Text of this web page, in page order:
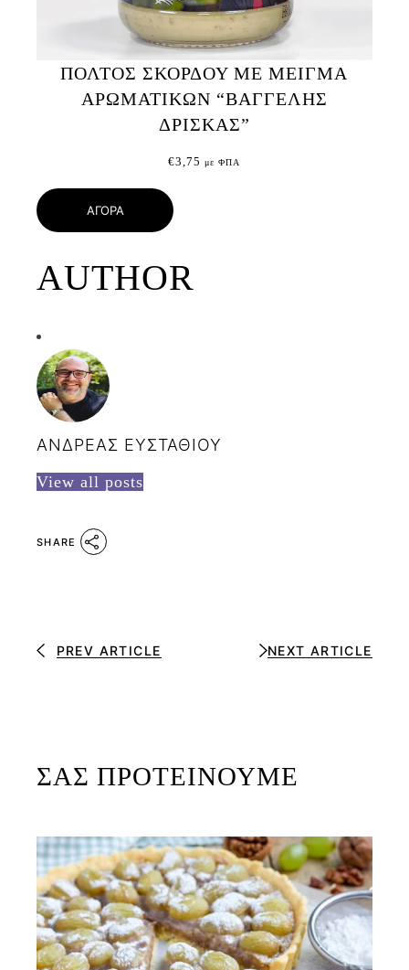
ΠΟΛΤΟΣ ΣΚΟΡΔΟΥ ΜΕ ΜΕΙΓΜΑ
ΑΡΩΜΑΤΙΚΩΝ “ΒΑΓΓΕΛΗΣ
ΔΡΙΣΚΑΣ”
€3,75 με ΦΠΑ
ΑΓΟΡΑ
AUTHOR
ΑΝΔΡΕΑΣ ΕΥΣΤΑΘΙΟΥ
View all posts
SHARE
PREV ARTICLE NEXT ARTICLE
ΣΑΣ ΠΡΟΤΕΙΝΟΥΜΕ